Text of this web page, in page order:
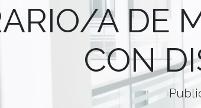
A DE
CON